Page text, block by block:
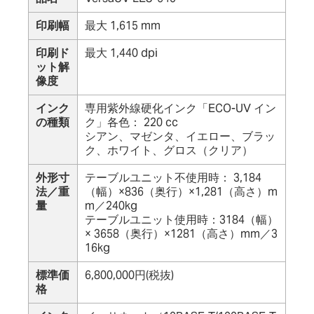
印刷幅
最大 1,615 mm
印刷ド
ット解
像度
最大 1,440 dpi
インク
の種類
専用紫外線硬化インク「ECO-UV イン
ク」各色： 220 cc
シアン、マゼンタ、イエロー、ブラッ
ク、ホワイト、グロス（クリア）
外形寸
法／重
量
テーブルユニット不使用時： 3,184
（幅）×836（奥行）×1,281（高さ）m
m／240kg
テーブルユニット使用時：3184（幅）
× 3658（奥行）×1281（高さ）mm／3
16kg
標準価
格
6,800,000円(税抜)